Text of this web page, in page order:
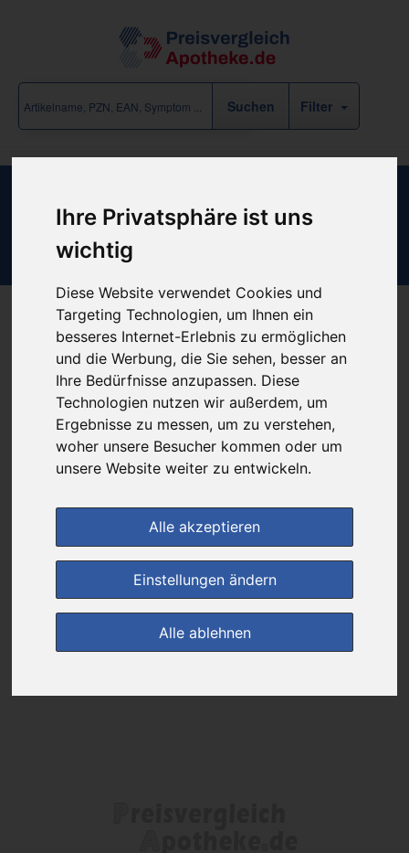
Ihre Privatsphäre ist uns
wichtig
Diese Website verwendet Cookies und
Targeting Technologien, um Ihnen ein
besseres Internet-Erlebnis zu ermöglichen
und die Werbung, die Sie sehen, besser an
Ihre Bedürfnisse anzupassen. Diese
Technologien nutzen wir außerdem, um
Ergebnisse zu messen, um zu verstehen,
woher unsere Besucher kommen oder um
unsere Website weiter zu entwickeln.
Alle akzeptieren
Einstellungen ändern
Alle ablehnen
Filter
Stütz-Kniestrümpfe 70 DEN KDA
Größe 35-38 muschel
Produkt empfehlen
Kein Preis bekannt
Das gewünschte Produkt ist derzeit bei keinem unserer Partner
erhältlich.
Jetzt bewerten!
zur Startseite
Preisalarm